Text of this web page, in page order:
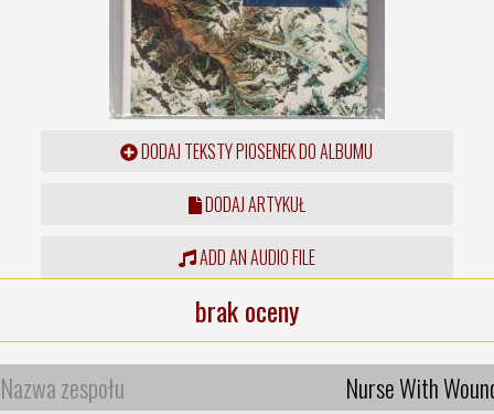
DODAJ TEKSTY PIOSENEK DO ALBUMU
DODAJ ARTYKUŁ
ADD AN AUDIO FILE
brak oceny
Nazwa zespołu
Nurse With